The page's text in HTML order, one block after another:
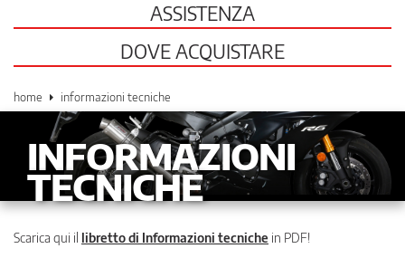
ASSISTENZA
DOVE ACQUISTARE
home informazioni tecniche
INFORMAZIONI
TECNICHE
Scarica qui il libretto di Informazioni tecniche in PDF!